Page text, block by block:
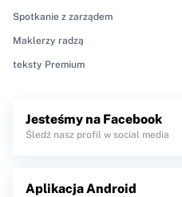
Spotkanie z zarządem
Maklerzy radzą
teksty Premium
Jesteśmy na Facebook
Śledź nasz profil w social media
Aplikacja Android